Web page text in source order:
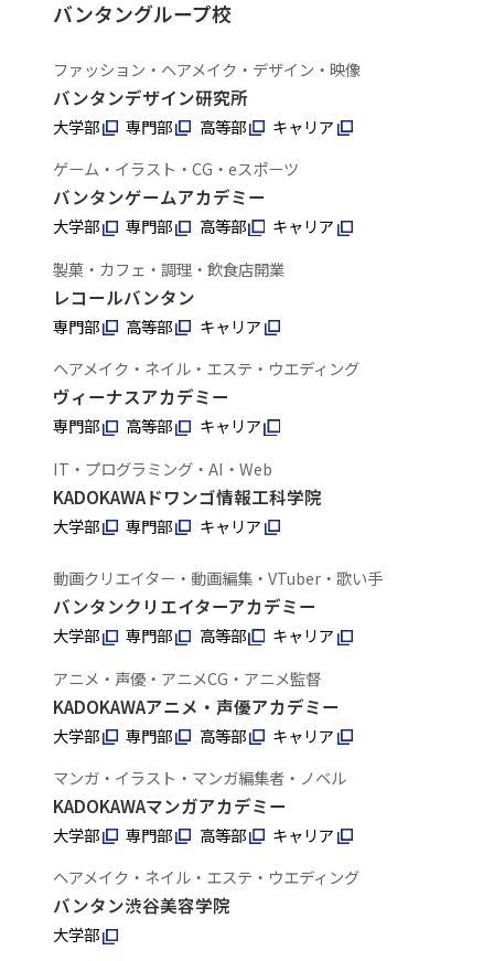
バンタングループ校
ファッション・ヘアメイク・デザイン・映像
バンタンデザイン研究所
大学部 専門部 高等部
キャリア
ゲーム・イラスト・CG・eスポーツ
バンタンゲームアカデミー
大学部 専門部 高等部
キャリア
製菓・カフェ・調理・飲食店開業
レコールバンタン
専門部 高等部
キャリア
ヘアメイク・ネイル・エステ・ウエディング
ヴィーナスアカデミー
専門部 高等部
キャリア
IT・プログラミング・AI・Web
KADOKAWAドワンゴ情報工科学院
大学部 専門部 キャリア
動画クリエイター・動画編集・VTuber・歌い手
バンタンクリエイターアカデミー
大学部 専門部 高等部
キャリア
アニメ・声優・アニメCG・アニメ監督
KADOKAWAアニメ・声優アカデミー
大学部 専門部 高等部
キャリア
マンガ・イラスト・マンガ編集者・ノベル
KADOKAWAマンガアカデミー
大学部 専門部 高等部
キャリア
ヘアメイク・ネイル・エステ・ウエディング
バンタン渋谷美容学院
大学部